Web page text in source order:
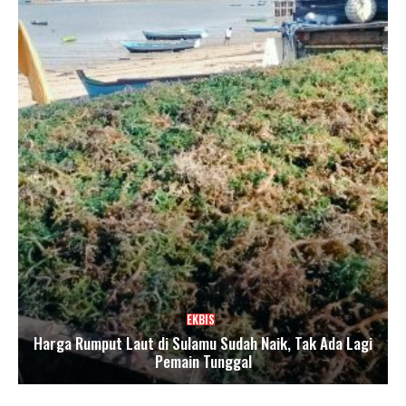
EKBIS
Harga Rumput Laut di Sulamu Sudah Naik, Tak Ada Lagi
Pemain Tunggal